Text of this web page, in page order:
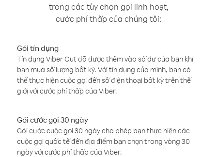
trong các tùy chọn gọi linh hoạt,
cước phí thấp của chúng tôi:
Gói tín dụng
Tín dụng Viber Out đã được thêm vào số dư của bạn khi
bạn mua số lượng bất kỳ. Với tín dụng của mình, bạn có
thể thực hiện cuộc gọi đến số điện thoại bất kỳ trên thế
giới với cước phí thấp của Viber.
Gói cước gọi 30 ngày
Gói cước cuộc gọi 30 ngày cho phép bạn thực hiện các
cuộc gọi quốc tế đến địa điểm bạn chọn trong vòng 30
ngày với cước phí thấp của Viber.